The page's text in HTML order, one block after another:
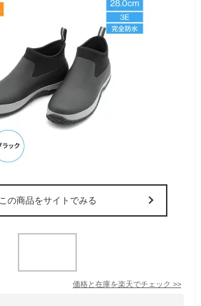
この商品をサイトでみる
価格と在庫を楽天でチェック >>